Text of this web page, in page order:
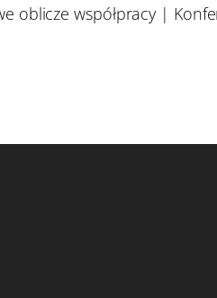
oblicze współpracy |